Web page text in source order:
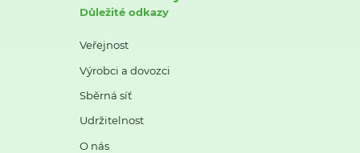
Důležité odkazy
Veřejnost
Výrobci a dovozci
Sběrná síť
Udržitelnost
O nás